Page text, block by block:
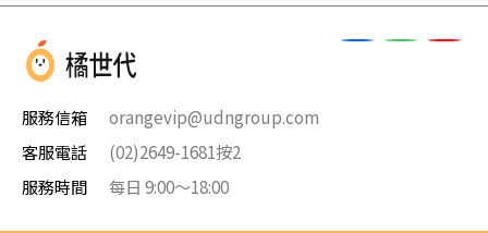
服務信箱
orangevip@udngroup.com
客服電話
(02)2649-1681按2
服務時間
每日 9:00～18:00